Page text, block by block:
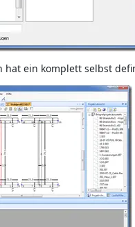
hat ein komplett selbst